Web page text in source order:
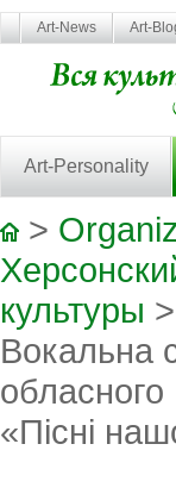
Art-News Art-
Art-Personality
>
культуры
Вокальна
обласного
«Пісні